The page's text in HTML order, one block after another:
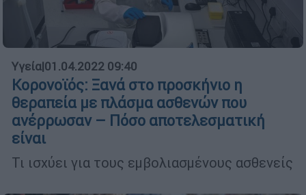
Υγεία|01.04.2022 09:40
Κορονοϊός: Ξανά στο προσκήνιο η
θεραπεία με πλάσμα ασθενών που
ανέρρωσαν – Πόσο αποτελεσματική
είναι
Τι ισχύει για τους εμβολιασμένους ασθενείς